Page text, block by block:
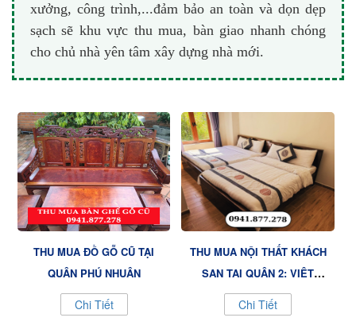
xưởng, công trình,...đảm bảo an toàn và dọn dẹp
sạch sẽ khu vực thu mua, bàn giao nhanh chóng
cho chủ nhà yên tâm xây dựng nhà mới.
THU MUA ĐỒ GỖ CŨ TẠI
QUẬN PHÚ NHUẬN
Chi Tiết
THU MUA NỘI THẤT KHÁCH
SẠN TẠI QUẬN 2: VIỆT
VƯỢNG CAM KẾT GIÁ TỐT
Chi Tiết